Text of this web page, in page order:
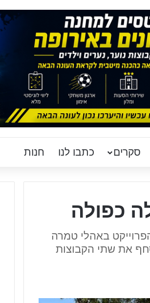
סקרים כתבו לנו חנות
כפולה
באהלי טמרה
את שתי הקבוצות